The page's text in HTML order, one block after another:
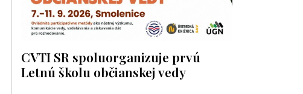
CVTI SR spoluorganizuje prvú
Letnú školu občianskej vedy